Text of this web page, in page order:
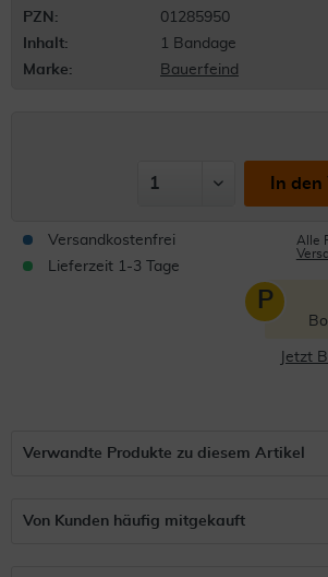
PZN:
01285950
Inhalt:
1 Bandage
Marke:
Bauerfeind
In
Versandkostenfrei
Lieferzeit 1-3 Tage
Alle
P
Jetzt
Verwandte Produkte zu diesem Artikel
Von Kunden häufig mitgekauft